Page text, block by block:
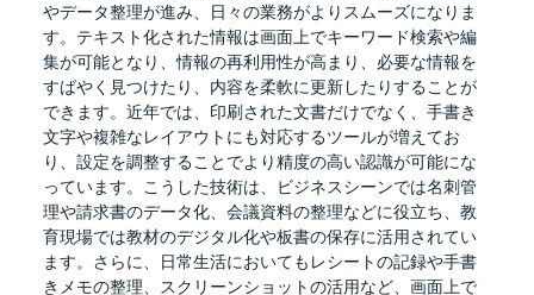
やデータ整理が進み、日々の業務がよりスムーズになりま
す。テキスト化された情報は画面上でキーワード検索や編
集が可能となり、情報の再利用性が高まり、必要な情報を
すばやく見つけたり、内容を柔軟に更新したりすることが
できます。近年では、印刷された文書だけでなく、手書き
文字や複雑なレイアウトにも対応するツールが増えてお
り、設定を調整することでより精度の高い認識が可能にな
っています。こうした技術は、ビジネスシーンでは名刺管
理や請求書のデータ化、会議資料の整理などに役立ち、教
育現場では教材のデジタル化や板書の保存に活用されてい
ます。さらに、日常生活においてもレシートの記録や手書
きメモの整理、スクリーンショットの活用など、画面上で